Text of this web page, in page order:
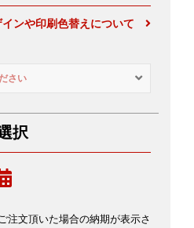
インや印刷色替えについて
さい
択
注文頂いた場合の納期が表示さ